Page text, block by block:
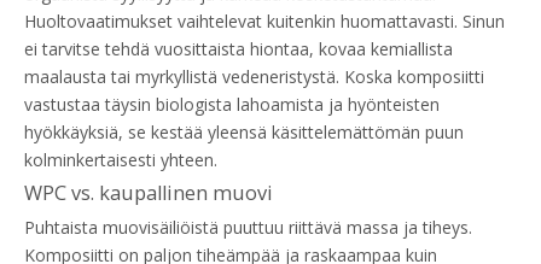
Huoltovaatimukset vaihtelevat kuitenkin huomattavasti. Sinun
ei tarvitse tehdä vuosittaista hiontaa, kovaa kemiallista
maalausta tai myrkyllistä vedeneristystä. Koska komposiitti
vastustaa täysin biologista lahoamista ja hyönteisten
hyökkäyksiä, se kestää yleensä käsittelemättömän puun
kolminkertaisesti yhteen.
WPC vs. kaupallinen muovi
Puhtaista muovisäiliöistä puuttuu riittävä massa ja tiheys.
Komposiitti on paljon tiheämpää ja raskaampaa kuin